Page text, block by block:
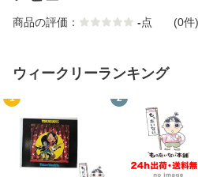
商品の評価： -点 (0件)
ウィークリーランキング
1 2